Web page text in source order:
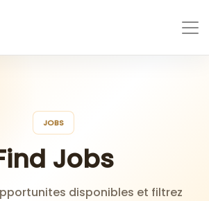
JOBS
Jobs
disponibles et filtrez